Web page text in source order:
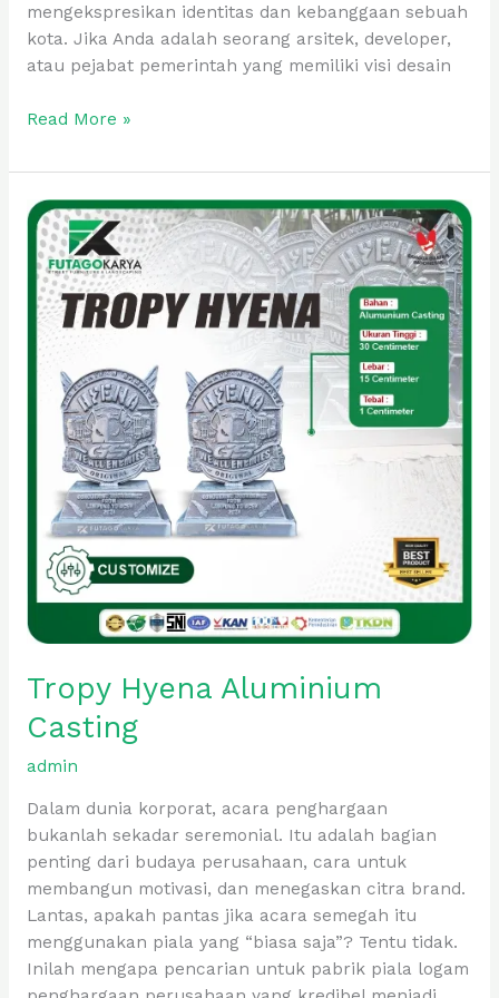
mengekspresikan identitas dan kebanggaan sebuah
kota. Jika Anda adalah seorang arsitek, developer,
atau pejabat pemerintah yang memiliki visi desain
Read More »
Tropy Hyena Aluminium
Casting
admin
Dalam dunia korporat, acara penghargaan
bukanlah sekadar seremonial. Itu adalah bagian
penting dari budaya perusahaan, cara untuk
membangun motivasi, dan menegaskan citra brand.
Lantas, apakah pantas jika acara semegah itu
menggunakan piala yang “biasa saja”? Tentu tidak.
Inilah mengapa pencarian untuk pabrik piala logam
Tropy
Hyena
Aluminium
Casting